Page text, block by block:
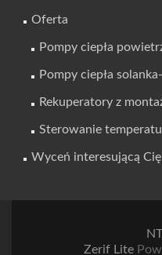
Oferta
Pompy ciepła
Pompy ciepła
Rekuperatory z
Sterowanie
Wyceń interesującą
Zerif Lite